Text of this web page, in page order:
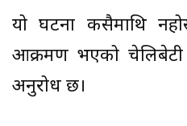
यो घटना कसैमाथि
आक्रमण भएको
अनुरोध छ।